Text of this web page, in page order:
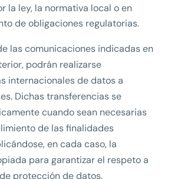
la ley, la normativa local o en
de obligaciones regulatorias.
las comunicaciones indicadas en
podrán realizarse
internacionales de datos a
Dichas transferencias se
cuando sean necesarias
de las finalidades
en cada caso, la
para garantizar el respeto a
protección de datos.